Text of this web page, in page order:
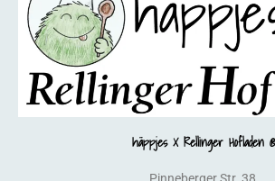
häppjes X Rellinger Hofladen ®